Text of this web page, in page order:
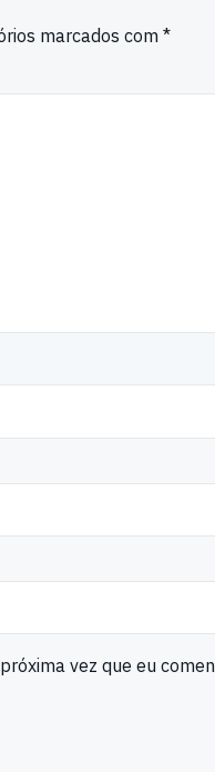
marcados com *
vez que eu